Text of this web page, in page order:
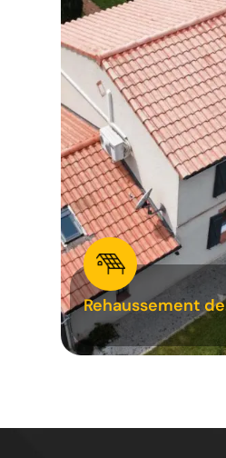
Rehaussement de
toiture 31